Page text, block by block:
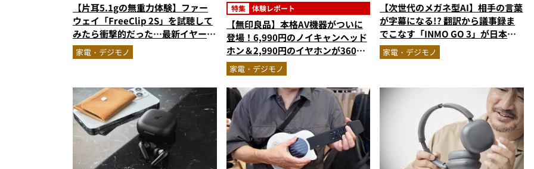
【片耳5.1gの無重力体験】ファー
ウェイ「FreeClip 2S」を試聴して
みたら衝撃的だった…最新イヤーカ
フ型イヤホンの着け心地とAI技術に
感動
家電・デジモノ
特集 体験レポート
【無印良品】本格AV機器がついに
登場！6,990円のノイキャンヘッド
ホン＆2,990円のイヤホンが360度
スキなしの本気作だった
家電・デジモノ
【次世代のメガネ型AI】相手の言葉
が字幕になる!? 翻訳から議事録ま
でこなす「INMO GO 3」が日本上
陸家電・デジモノ